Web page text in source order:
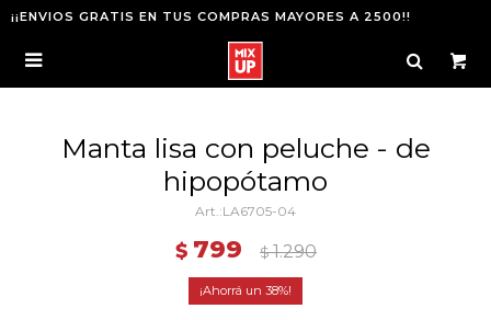
¡¡ENVIOS GRATIS EN TUS COMPRAS MAYORES A 2500!!

Manta lisa con peluche - de
hipopótamo
LA6705-04
$ 799 $ 1.290
38